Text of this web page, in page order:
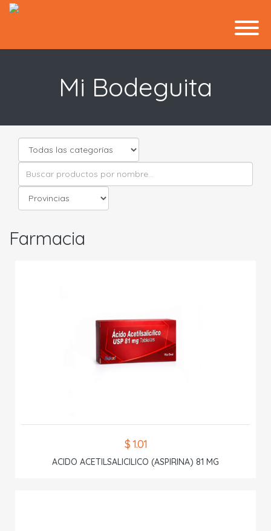
Mi Bodeguita
Farmacia
$ 1.01
ACIDO ACETILSALICILICO (ASPIRINA) 81 MG